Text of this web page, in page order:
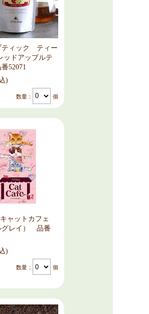
ティック ティー
ッドアップルテ
52071
)
数量： 個
ャットカフェ
グレイ） 品番
)
数量： 個